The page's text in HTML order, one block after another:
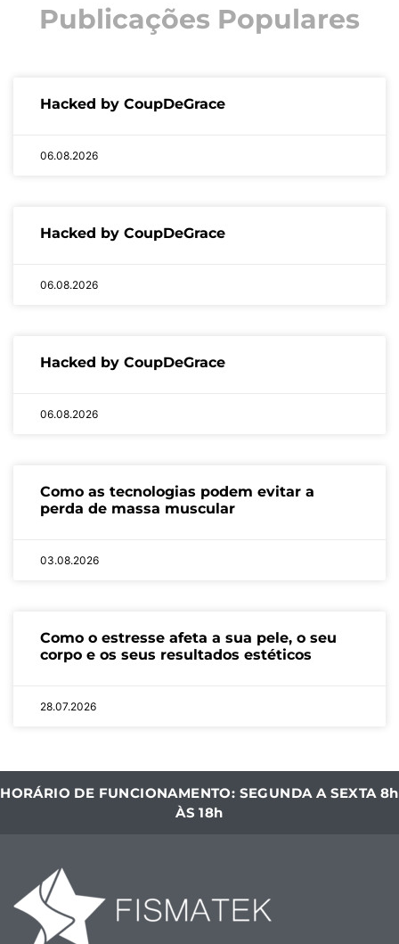
Publicações Populares
Hacked by CoupDeGrace
06.08.2026
Hacked by CoupDeGrace
06.08.2026
Hacked by CoupDeGrace
06.08.2026
Como as tecnologias podem evitar a
perda de massa muscular
03.08.2026
Como o estresse afeta a sua pele, o seu
corpo e os seus resultados estéticos
28.07.2026
HORÁRIO DE FUNCIONAMENTO: SEGUNDA A SEXTA 8h
ÀS 18h